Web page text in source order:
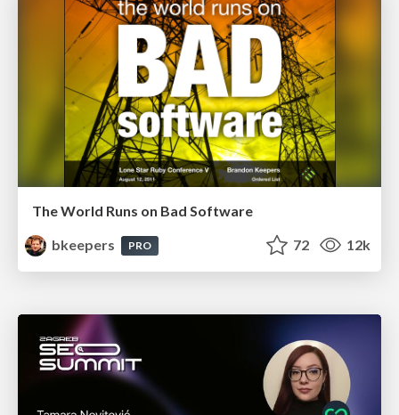
The World Runs on Bad Software
bkeepers
PRO 72 12k